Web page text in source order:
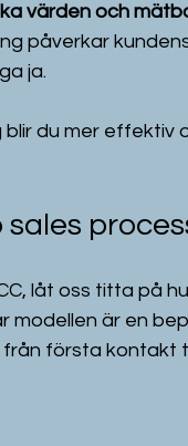
värden och
påverkar
ja.
du mer effektiv
låt oss titta på
modellen är en
första kontakt